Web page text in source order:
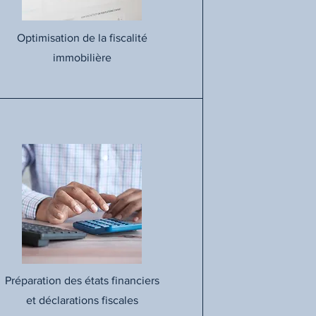
Optimisation de la fiscalité
immobilière
Préparation des états financiers
et déclarations fiscales